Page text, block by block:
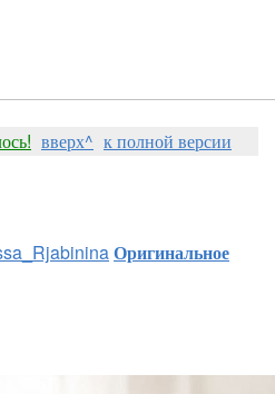
вверх^ к полной версии
Оригинальное